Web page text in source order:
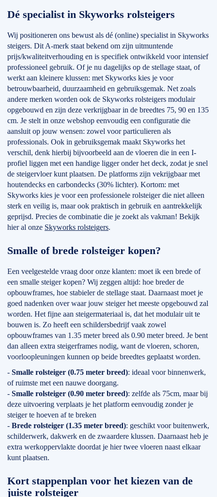
Dé specialist in Skyworks rolsteigers
Wij positioneren ons bewust als dé (online) specialist in Skyworks
steigers. Dit A-merk staat bekend om zijn uitmuntende
prijs/kwaliteitverhouding en is specifiek ontwikkeld voor intensief
professioneel gebruik. Of je nu dagelijks op de stellage staat, of
werkt aan kleinere klussen: met Skyworks kies je voor
betrouwbaarheid, duurzaamheid en gebruiksgemak. Net zoals
andere merken worden ook de Skyworks rolsteigers modulair
opgebouwd en zijn deze verkrijgbaar in de breedtes 75, 90 en 135
cm. Je stelt in onze webshop eenvoudig een configuratie die
aansluit op jouw wensen: zowel voor particulieren als
professionals. Ook in gebruiksgemak maakt Skyworks het
verschil, denk hierbij bijvoorbeeld aan de vloeren die in een I-
profiel liggen met een handige ligger onder het deck, zodat je snel
de steigervloer kunt plaatsen. De platforms zijn vekrijgbaar met
houtendecks en carbondecks (30% lichter). Kortom: met
Skyworks kies je voor een professionele rolsteiger die niet alleen
sterk en veilig is, maar ook praktisch in gebruik en aantrekkelijk
geprijsd. Precies de combinatie die je zoekt als vakman! Bekijk
hier al onze Skyworks rolsteigers.
Smalle of brede rolsteiger kopen?
Een veelgestelde vraag door onze klanten: moet ik een brede of
een smalle steiger kopen? Wij zeggen altijd: hoe breder de
opbouwframes, hoe stabieler de stellage staat. Daarnaast moet je
goed nadenken over waar jouw steiger het meeste opgebouwd zal
worden. Het fijne aan steigermateriaal is, dat het modulair uit te
bouwen is. Zo heeft een schildersbedrijf vaak zowel
opbouwframes van 1.35 meter breed als 0.90 meter breed. Je bent
dan alleen extra steigerframes nodig, want de vloeren, schoren,
voorloopleuningen kunnen op beide breedtes geplaatst worden.
- Smalle rolsteiger (0.75 meter breed): ideaal voor binnenwerk,
of ruimste met een nauwe doorgang.
- Smalle rolsteiger (0.90 meter breed): zelfde als 75cm, maar bij
deze uitvoering verplaats je het platform eenvoudig zonder je
steiger te hoeven af te breken
- Brede rolsteiger (1.35 meter breed): geschikt voor buitenwerk,
schilderwerk, dakwerk en de zwaardere klussen. Daarnaast heb je
extra werkoppervlakte doordat je hier twee vloeren naast elkaar
kunt plaatsen.
Kort stappenplan voor het kiezen van de
juiste rolsteiger